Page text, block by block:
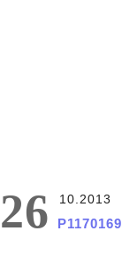
26 10.2013
P1170169